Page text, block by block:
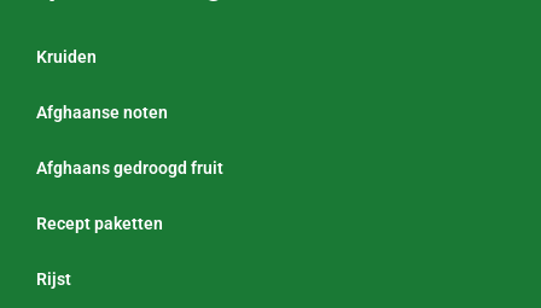
Kruiden
Afghaanse noten
Afghaans gedroogd fruit
Recept paketten
Rijst